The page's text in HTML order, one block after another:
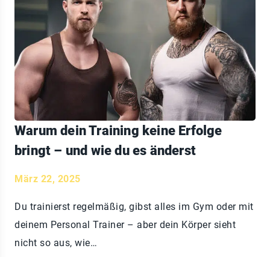
Warum dein Training keine Erfolge
bringt – und wie du es änderst
März 22, 2025
Du trainierst regelmäßig, gibst alles im Gym oder mit
deinem Personal Trainer – aber dein Körper sieht
nicht so aus, wie…